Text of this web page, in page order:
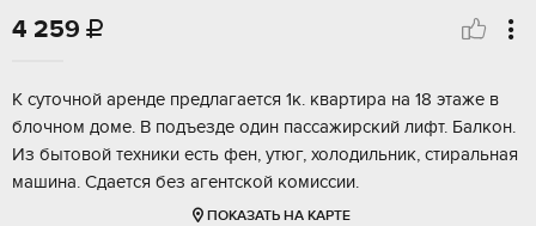
4 259 
К суточной аренде предлагается 1к. квартира на 18 этаже в
блочном доме. В подъезде один пассажирский лифт. Балкон.
Из бытовой техники есть фен, утюг, холодильник, стиральная
машина. Сдается без агентской комиссии.
ПОКАЗАТЬ НА КАРТЕ